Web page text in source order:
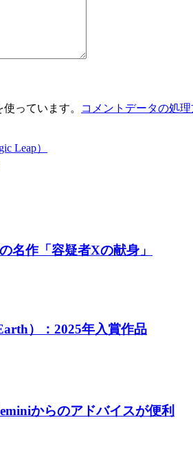
っています。
コメントデータの処
Leap）
名作「容疑者Xの献身」
）：2025年入賞作品
からのアドバイスが便利